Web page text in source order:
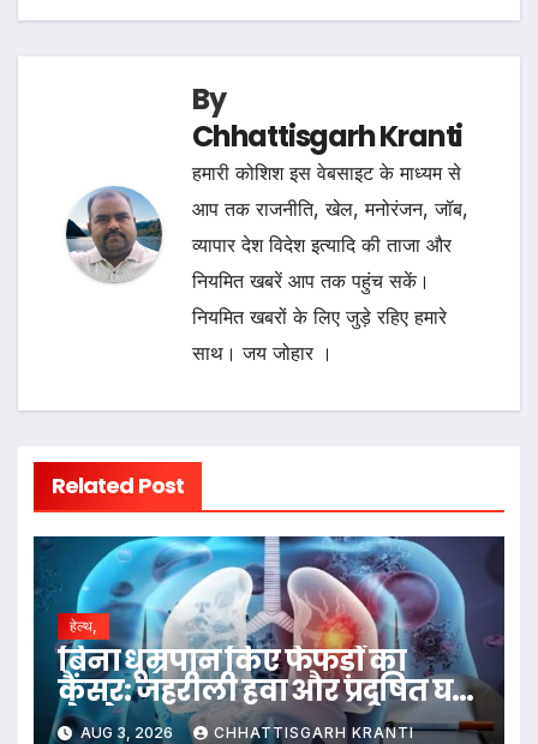
By
Chhattisgarh Kranti
हमारी कोशिश इस वेबसाइट के माध्यम से
आप तक राजनीति, खेल, मनोरंजन, जॉब,
व्यापार देश विदेश इत्यादि की ताजा और
नियमित खबरें आप तक पहुंच सकें।
नियमित खबरों के लिए जुड़े रहिए हमारे
साथ। जय जोहार ।
Related Post
हेल्थ,
बिना धूम्रपान किए फेफड़ों का
कैंसर: जहरीली हवा और प्रदूषित घर
ले रहे जान
AUG 3, 2026 CHHATTISGARH KRANTI